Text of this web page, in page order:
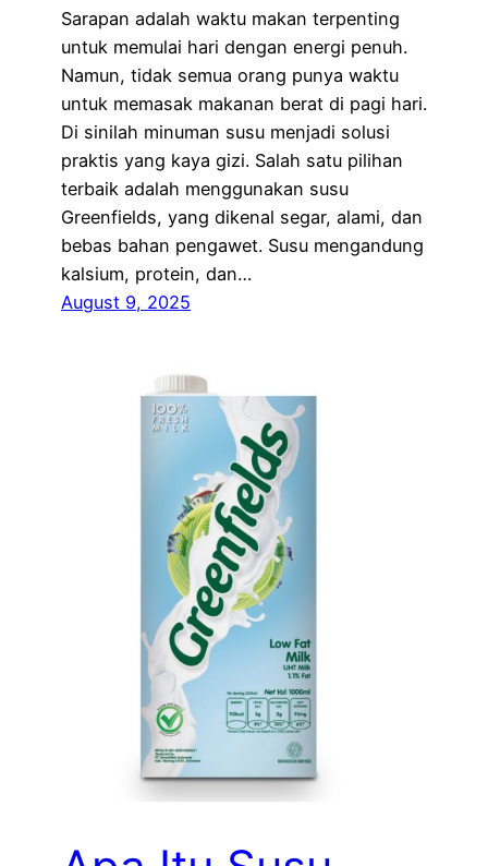
Sarapan adalah waktu makan terpenting
untuk memulai hari dengan energi penuh.
Namun, tidak semua orang punya waktu
untuk memasak makanan berat di pagi hari.
Di sinilah minuman susu menjadi solusi
praktis yang kaya gizi. Salah satu pilihan
terbaik adalah menggunakan susu
Greenfields, yang dikenal segar, alami, dan
bebas bahan pengawet. Susu mengandung
kalsium, protein, dan…
August 9, 2025